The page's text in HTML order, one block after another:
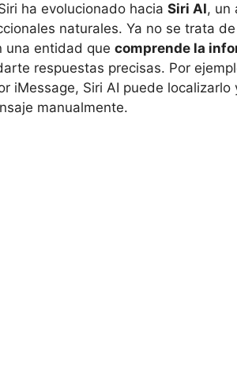
ha evolucionado hacia Siri AI, un
naturales. Ya no se trata
una entidad que comprende la
respuestas precisas. Por
iMessage, Siri AI puede
manualmente.